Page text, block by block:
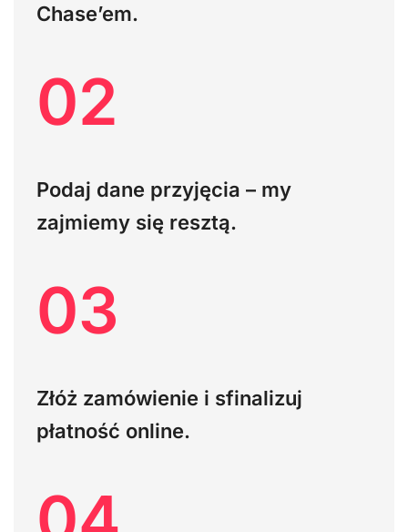
Chase’em.
02
Podaj dane przyjęcia – my
zajmiemy się resztą.
03
Złóż zamówienie i sfinalizuj
płatność online.